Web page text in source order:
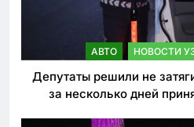
АВТО НОВОСТИ
Депутаты решили не
за несколько дней